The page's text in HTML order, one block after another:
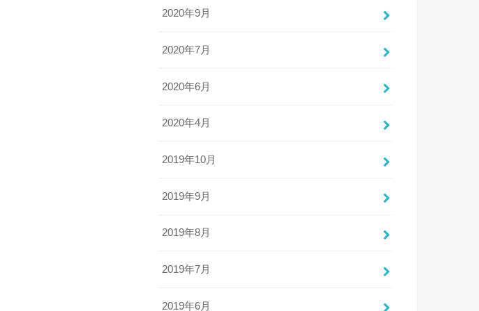
2020年9月
2020年7月
2020年6月
2020年4月
2019年10月
2019年9月
2019年8月
2019年7月
2019年6月